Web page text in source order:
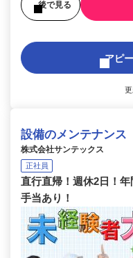
後で見る
アピ
設備のメンテナンス
株式会社サンテックス
正社員
直行直帰！週休2日！
手当あり！